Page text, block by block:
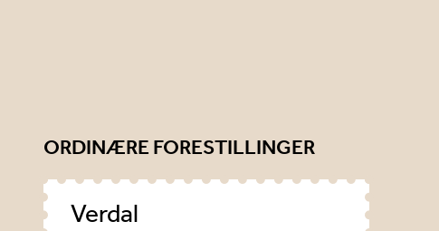
ORDINÆRE FORESTILLINGER
Verdal